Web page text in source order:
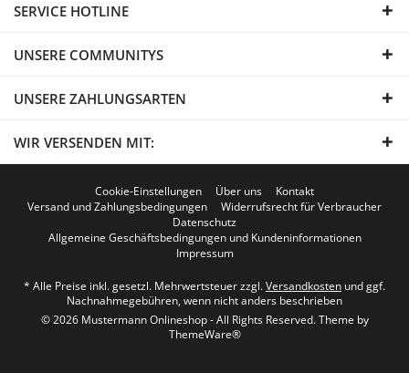
SERVICE HOTLINE
UNSERE COMMUNITYS
UNSERE ZAHLUNGSARTEN
WIR VERSENDEN MIT:
Cookie-Einstellungen Über uns
Kontakt
Versand und Zahlungsbedingungen
Widerrufsrecht für Verbraucher
Datenschutz
Allgemeine Geschäftsbedingungen und Kundeninformationen
Impressum
* Alle Preise inkl. gesetzl. Mehrwertsteuer zzgl.Versandkosten und ggf.
Nachnahmegebühren, wenn nicht anders beschrieben
© 2026 Mustermann Onlineshop - All Rights Reserved. Theme by
ThemeWare®